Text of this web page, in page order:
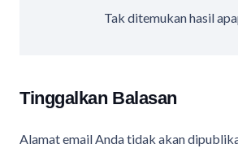
Tak ditemukan hasil
Tinggalkan Balasan
Alamat email Anda tidak akan